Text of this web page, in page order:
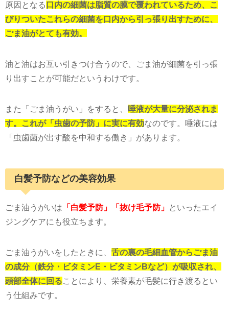
原因となる 口内の細菌は脂質の膜で覆われているため、こ
びりついたこれらの細菌を口内から引っ張り出すために、
ごま油がとても有効。
油と油はお互い引きつけ合うので、ごま油が細菌を引っ張
り出すことが可能だというわけです。
また「ごま油うがい」をすると、
唾液が大量に分泌されま
す。これが「虫歯の予防」に実に有効なのです。唾液には
「虫歯菌が出す酸を中和する働き」があります。
白髪予防などの美容効果
ごま油うがいは 「白髪予防」「抜け毛予防」
といったエイ
ジングケアにも役立ちます。
ごま油うがいをしたときに、 舌の裏の毛細血管からごま油
の成分（鉄分・ビタミンE・ビタミンBなど）が吸収され、
頭部全体に回る ことにより、栄養素が毛髪に行き渡るとい
う仕組みです。